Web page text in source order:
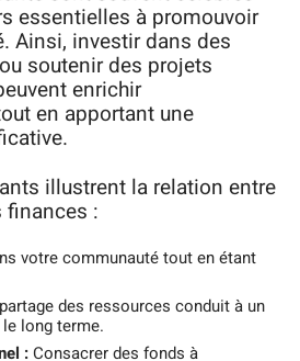
essentielles à promouvoir
Ainsi, investir dans des
soutenir des projets
enrichir
en apportant une
illustrent la relation entre
:
votre communauté tout en étant
des ressources conduit à un
le long terme.
:Consacrer des fonds à